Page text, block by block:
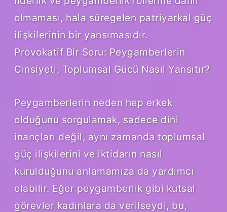
olmaması, hala süregelen patriyarkal güç
ilişkilerinin bir yansımasıdır.
Provokatif Bir Soru: Peygamberlerin
Cinsiyeti, Toplumsal Gücü Nasıl Yansıtır?
Peygamberlerin neden hep erkek
olduğunu sorgulamak, sadece dini
inançları değil, aynı zamanda toplumsal
güç ilişkilerini ve iktidarın nasıl
kurulduğunu anlamamıza da yardımcı
olabilir. Eğer peygamberlik gibi kutsal
görevler kadınlara da verilseydi, bu,